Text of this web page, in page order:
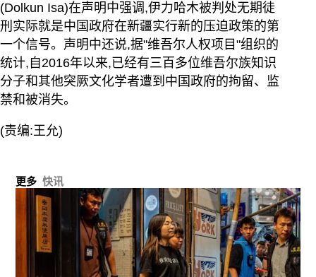
(Dolkun Isa)在声明中强调,伊力哈木被判处无期徒
刑实际就是中国政府在新疆实行新的压迫政策的第
一个信号。声明中还说,据"维吾尔人权项目"组织的
统计,自2016年以来,已经有三百多位维吾尔族知识
分子和其他突厥文化学者遭到中国政府的拘留、监
禁和被消失。
(责编:王允)
更多 快讯